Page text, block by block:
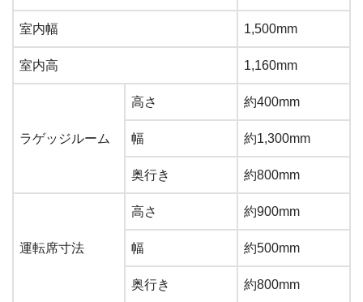
室内幅 1,500mm
室内高 1,160mm
ラゲッジルーム
高さ 約400mm
幅 約1,300mm
奥行き 約800mm
運転席寸法
高さ 約900mm
幅 約500mm
奥行き 約800mm